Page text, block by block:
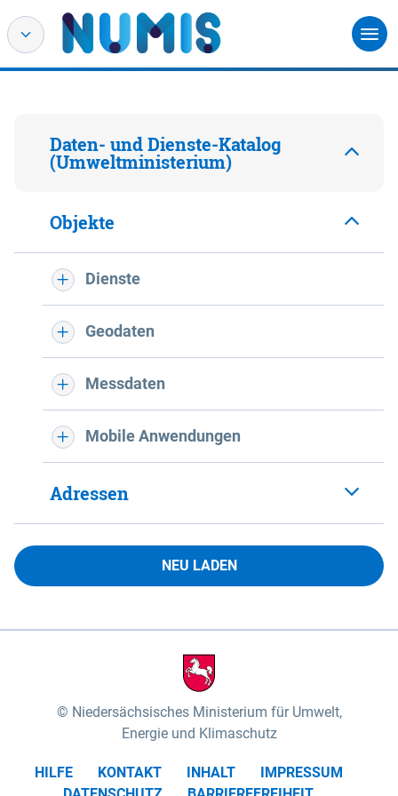
Daten- und Dienste-Katalog
(Umweltministerium)
Objekte
Dienste
Geodaten
Messdaten
Mobile Anwendungen
Adressen
NEU LADEN
Niedersächsisches Ministerium für Umwelt,
Energie und Klimaschutz
HILFE KONTAKT INHALT
IMPRESSUM